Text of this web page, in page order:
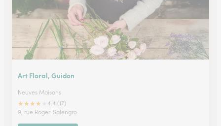
Art Floral, Guidon
Neuves Maisons
★★★★
4.4 (17)
9, rue Roger-Salengro